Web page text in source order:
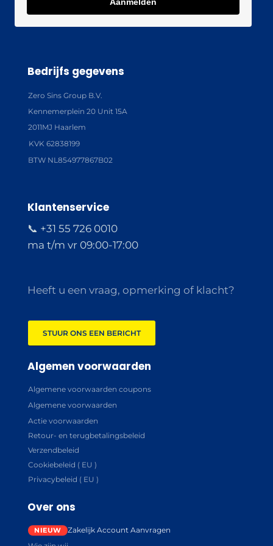
Aanmelden
Bedrijfs gegevens
Zero Sins Group B.V.
Kennemerplein 20 Unit 15A
2011MJ Haarlem
KVK 62838199
BTW NL854977867B02
Klantenservice
📞 +31 55 726 0010
ma t/m vr 09:00-17:00
Heeft u een vraag, opmerking of klacht?
STUUR ONS EEN BERICHT
Algemen voorwaarden
Algemene voorwaarden coupons
Algemene voorwaarden
Actie voorwaarden
Retour- en terugbetalingsbeleid
Verzendbeleid
Cookiebeleid ( EU )
Privacybeleid ( EU )
Over ons
Zakelijk Account Aanvragen